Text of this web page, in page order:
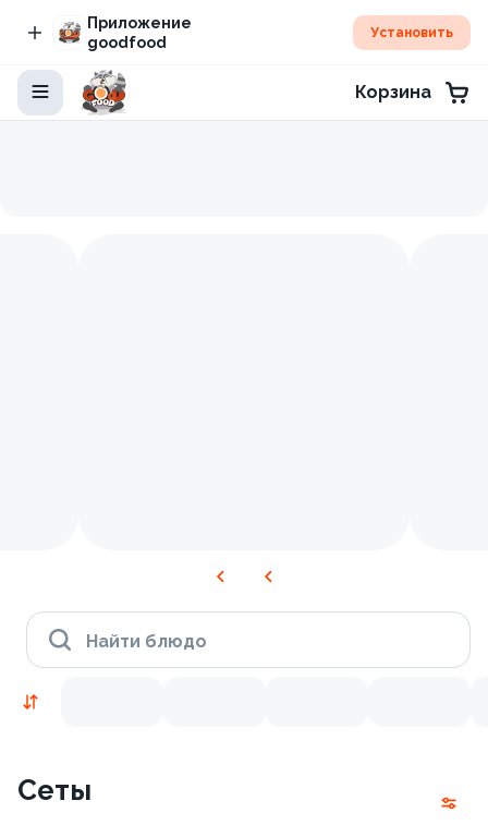
Приложение
goodfood
Установить
Корзина
Найти блюдо
Сеты